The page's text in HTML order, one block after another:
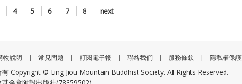
政治
斯蘭
及歷
入兩
地球家來努力。
接觸佛法的朋友更加堅固道
4 5 6 7 8 next
物說明 | 常見問題 | 訂閱電子報 | 聯絡我們 | 服務條款 | 隱私權保護
有 Copyright © Ling Jiou Mountain Buddhist Society. All Rights Reserved.